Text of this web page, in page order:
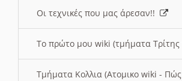
Οι τεχνικές που μας άρεσαν!!
Το πρώτο μου wiki (τμήματα Τρίτης
Τμήματα Κολλια (Ατομικο wiki -